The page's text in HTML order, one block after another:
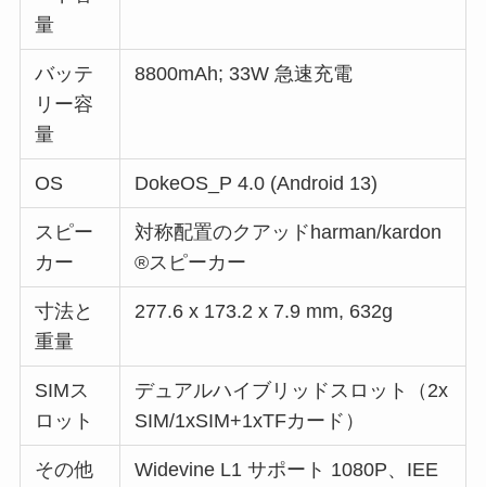
量
バッテ
リー容
量
8800mAh; 33W 急速充電
OS DokeOS_P 4.0 (Android 13)
スピー
カー
対称配置のクアッドharman/kardon
®スピーカー
寸法と
重量
277.6 x 173.2 x 7.9 mm, 632g
SIMス
ロット
デュアルハイブリッドスロット（2x
SIM/1xSIM+1xTFカード）
その他
Widevine L1 サポート 1080P、IEE